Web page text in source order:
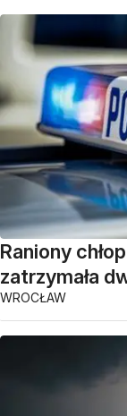
Raniony
zatrzymała
WROCŁAW